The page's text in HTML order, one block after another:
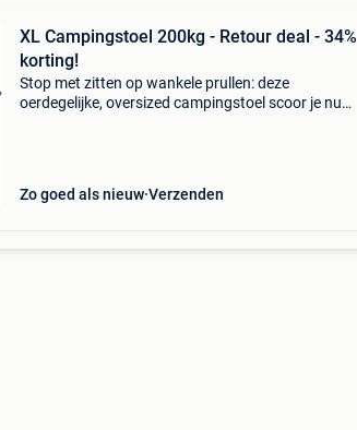
XL Campingstoel 200kg - Retour deal - 34%
korting!
Stop met zitten op wankele prullen: deze
oerdegelijke, oversized campingstoel scoor je nu
Zo goed als nieuw Verzenden